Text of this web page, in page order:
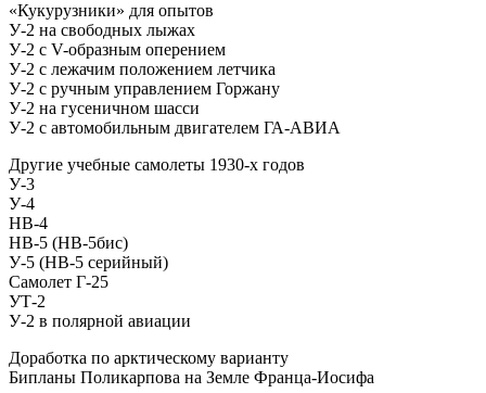
«Кукурузники» для опытов
У-2 на свободных лыжах
У-2 с V-образным оперением
У-2 с лежачим положением летчика
У-2 с ручным управлением Горжану
У-2 на гусеничном шасси
У-2 с автомобильным двигателем ГА-АВИА
Другие учебные самолеты 1930-х годов
У-3
У-4
НВ-4
НВ-5 (НВ-5бис)
У-5 (НВ-5 серийный)
Самолет Г-25
УТ-2
У-2 в полярной авиации
Доработка по арктическому варианту
Бипланы Поликарпова на Земле Франца-Иосифа